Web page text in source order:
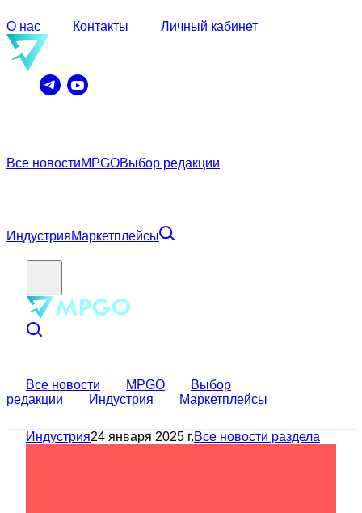
О нас Контакты Личный кабинет
Все новостиMPGOВыбор редакции
ИндустрияМаркетплейсы
Все новости MPGO
Выбор
редакции
Индустрия Маркетплейсы
Индустрия24 января 2025 г.Все новости раздела